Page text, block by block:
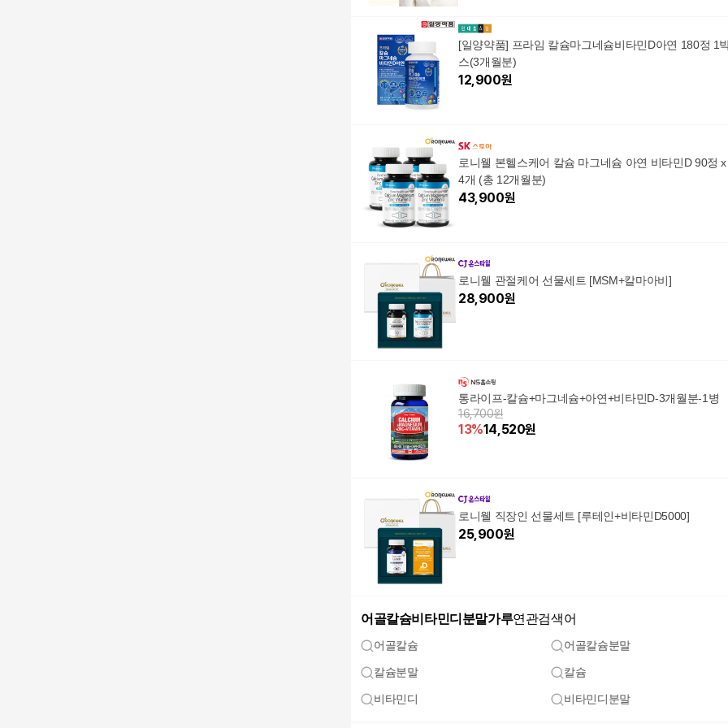
[일양약품] 프라임 칼슘마그네슘비타민D아연 180정 1
스(3개월분)
12,900원
로니웰 본헬스케어 칼슘 마그네슘 아연 비타민D 90정 x
4개 (총 12개월분)
43,900원
로니웰 관절케어 선물세트 [MSM+칼마아비]
28,900원
통라이프-칼슘+마그네슘+아연+비타민D-3개월분-1병
16,700원
13%14,520원
로니웰 직장인 선물세트 [루테인+비타민D5000]
25,900원
어골칼슘비타민디분말가루연관검색어
어골칼슘 어골칼슘분말
칼슘분말 칼슘
비타민디 비타민디분말